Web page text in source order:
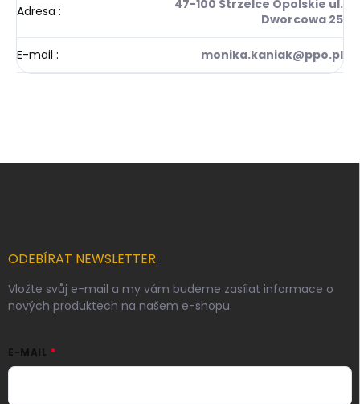
Adresa :
47-100 Strzelce Opolskie ul.
Dworcowa 25
E-mail : monika.kaniak@ppo.pl
Z
ODEBÍRAT NEWSLETTER
Vložte svůj e-mail a my vám budeme zasílat informace o
nových produktech na našem e-shopu.
E-MAIL